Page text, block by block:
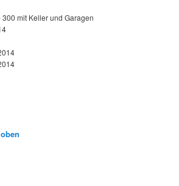
mit Keller und Garagen